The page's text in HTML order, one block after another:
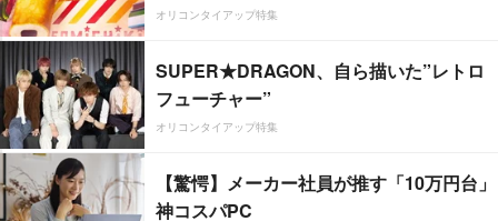
オリコンタイアップ特集
SUPER★DRAGON、自ら描いた”レトロ
フューチャー”
オリコンタイアップ特集
【驚愕】メーカー社員が推す「10万円台」
神コスパPC